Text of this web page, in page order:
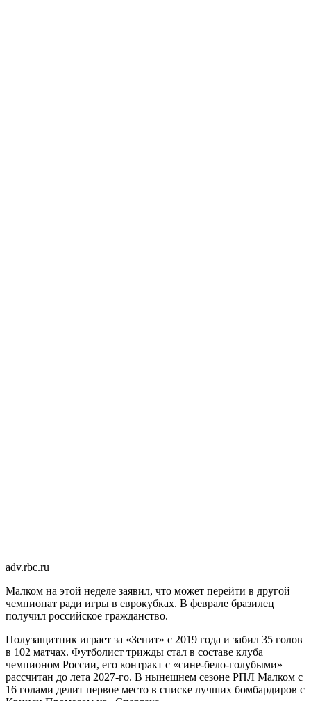
adv.rbc.ru
Малком на этой неделе заявил, что может перейти в другой
чемпионат ради игры в еврокубках. В феврале бразилец
получил российское гражданство.
Полузащитник играет за «Зенит» с 2019 года и забил 35 голов
в 102 матчах. Футболист трижды стал в составе клуба
чемпионом России, его контракт с «сине-бело-голубыми»
рассчитан до лета 2027-го. В нынешнем сезоне РПЛ Малком с
16 голами делит первое место в списке лучших бомбардиров с